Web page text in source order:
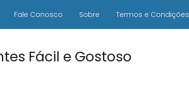
Fale Conosco Sobre Termos e Condições
Fácil e Gostoso